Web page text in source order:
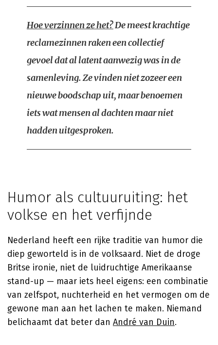
Hoe verzinnen ze het?De meest krachtige
reclamezinnen raken een collectief
gevoel dat al latent aanwezig was in de
samenleving. Ze vinden niet zozeer een
nieuwe boodschap uit, maar benoemen
iets wat mensen al dachten maar niet
hadden uitgesproken.
Humor als cultuuruiting: het
volkse en het verfijnde
Nederland heeft een rijke traditie van humor die
diep geworteld is in de volksaard. Niet de droge
Britse ironie, niet de luidruchtige Amerikaanse
stand-up — maar iets heel eigens: een combinatie
van zelfspot, nuchterheid en het vermogen om de
gewone man aan het lachen te maken. Niemand
belichaamt dat beter dan André van Duin.